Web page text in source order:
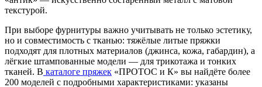
текстурой.
При выборе фурнитуры важно учитывать не только эстетику,
но и совместимость с тканью: тяжёлые литые пряжки
подходят для плотных материалов (джинса, кожа, габардин), а
лёгкие штампованные модели — для трикотажа и тонких
тканей. В каталоге пряжек «ПРОТОС и К» вы найдёте более
200 моделей с подробными характеристиками: указаны